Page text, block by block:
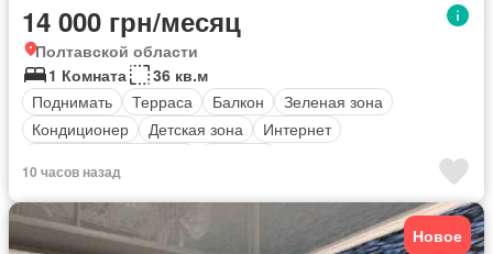
14 000 грн/месяц
Полтавской области
1 Комната
36 кв.м
Поднимать
Терраса Балкон
Зеленая зона
Кондиционер
Детская зона
Интернет
Полностью меблирована
10 часов назад
Новое